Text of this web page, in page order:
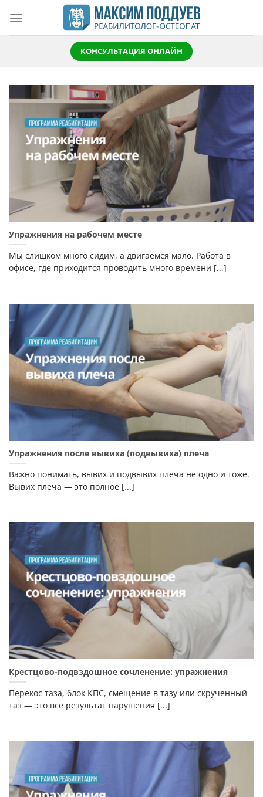
content
КОНСУЛЬТАЦИЯ ОНЛАЙН
Упражнения на рабочем месте
Мы слишком много сидим, а двигаемся мало. Работа в
офисе, где приходится проводить много времени [...]
Упражнения после вывиха (подвывиха) плеча
Важно понимать, вывих и подвывих плеча не одно и тоже.
Вывих плеча — это полное [...]
Крестцово-подвздошное сочленение: упражнения
Перекос таза, блок КПС, смещение в тазу или скрученный
таз — это все результат нарушения [...]